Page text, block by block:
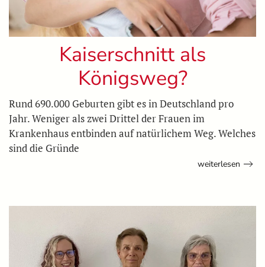
Kaiserschnitt als
Königsweg?
Rund 690.000 Geburten gibt es in Deutschland pro
Jahr. Weniger als zwei Drittel der Frauen im
Krankenhaus entbinden auf natürlichem Weg. Welches
sind die Gründe
weiterlesen